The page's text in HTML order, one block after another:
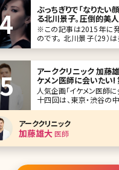
いろありますが、こうした
画した効果が期待できる
形・美容医療の施術です。 美しくなるた
めの最終手段といっても
で
ぶっちぎりで「なりたい
る北川景子。圧倒的美
は「知性」と「キャラが
あった／北条かや
※この記事は2015年に
のです。 北川景子（29）は
から見ても完璧で、残念
る。オリコンスタイルの
ぶ“なりたい顔”ランキン
2010年に1位、11～
アーククリニック 加藤
ケメン医師に会いたい!
人気企画「イケメン医師に
十四回は、東京・渋谷の
したアーククリニック院
の輪郭形成術から美容皮
広いメニューを揃えたア
ク。多くの相談が寄せら
に導くプロ
アーククリニック
加藤雄大医師